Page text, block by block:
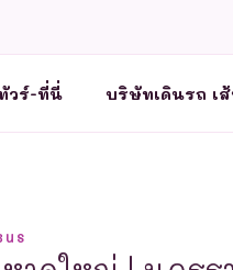
วร์-ที่นี่ บริษัทเดินรถ เ